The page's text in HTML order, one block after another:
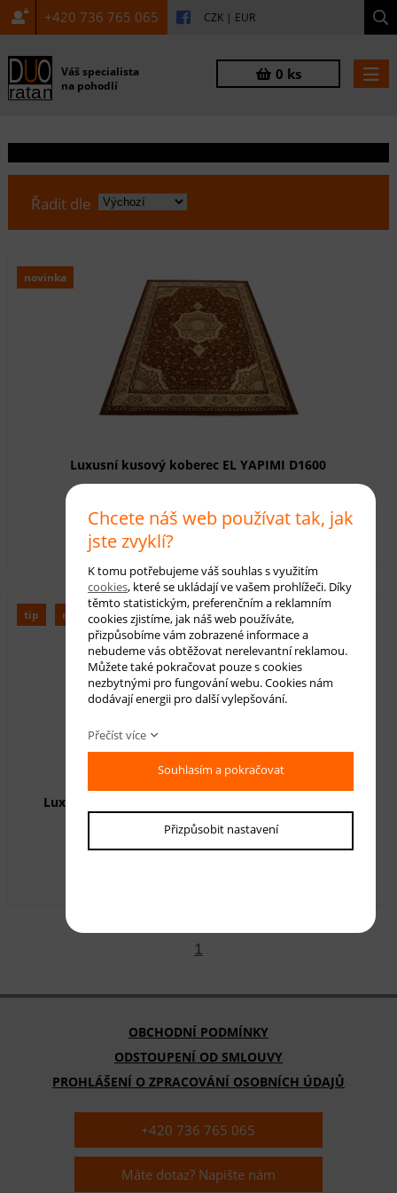
+420 736 765 065 CZK | EUR
Váš specialista
na pohodlí
0 ks
Řadit dle
novinka
Luxusní kusový koberec EL YAPIMI D1600
Dostupnost:skladem
960,00 Kč s DPH
tip novinka
Luxusní kusový koberec EL YAPIMI oválný OV1600
Dostupnost:skladem
1
OBCHODNÍ PODMÍNKY
ODSTOUPENÍ OD SMLOUVY
PROHLÁŠENÍ O ZPRACOVÁNÍ OSOBNÍCH ÚDAJŮ
+420 736 765 065
Máte dotaz? Napište nám
Chcete náš web používat tak, jak
jste zvyklí?
K tomu potřebujeme váš souhlas s využitím
cookies, které se ukládají ve vašem prohlížeči. Díky
těmto statistickým, preferenčním a reklamním
cookies zjistíme, jak náš web používáte,
přizpůsobíme vám zobrazené informace a
nebudeme vás obtěžovat nerelevantní reklamou.
Můžete také pokračovat pouze s cookies
nezbytnými pro fungování webu. Cookies nám
dodávají energii pro další vylepšování.
Přečíst více
Souhlasím a pokračovat
Přizpůsobit nastavení